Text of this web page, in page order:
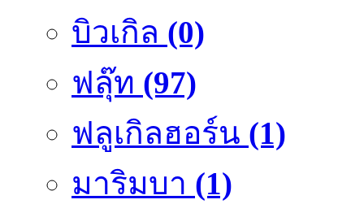
บิวเกิล (0)
ฟลุ๊ท (97)
ฟลูเกิลฮอร์น (1)
มาริมบา (1)